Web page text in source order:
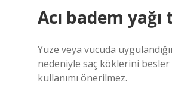
Acı badem
Yüze veya vücuda
nedeniyle saç köklerini
kullanımı önerilmez.